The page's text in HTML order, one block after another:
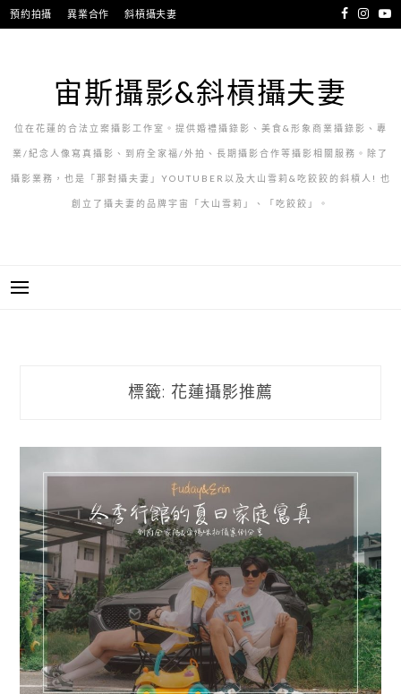
跳
至
預約拍攝 異業合作 斜槓攝夫妻
宙斯攝影&斜槓攝夫妻
位在花蓮的合法立案攝影工作室。提供婚禮攝錄影、美食&形象商業攝錄影、專
業/紀念人像寫真攝影、到府全家福/外拍、長期攝影合作等攝影相關服務。除了
攝影業務，也是「那對攝夫妻」YOUTUBER以及大山雪莉&吃餃餃的斜槓人! 也
創立了攝夫妻的品牌宇宙「大山雪莉」、「吃餃餃」。
標籤: 花蓮攝影推薦